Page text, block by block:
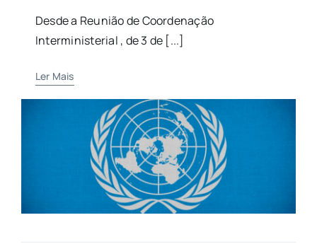
Desde a Reunião de Coordenação
Interministerial , de 3 de [...]
Ler Mais